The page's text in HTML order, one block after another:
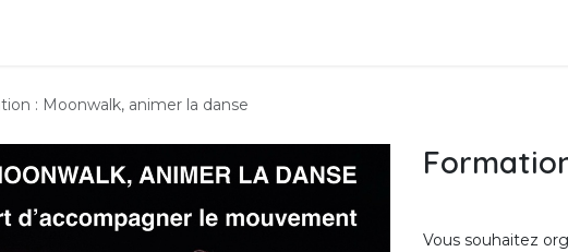
: Moonwalk, animer la danse
Vous souhaitez